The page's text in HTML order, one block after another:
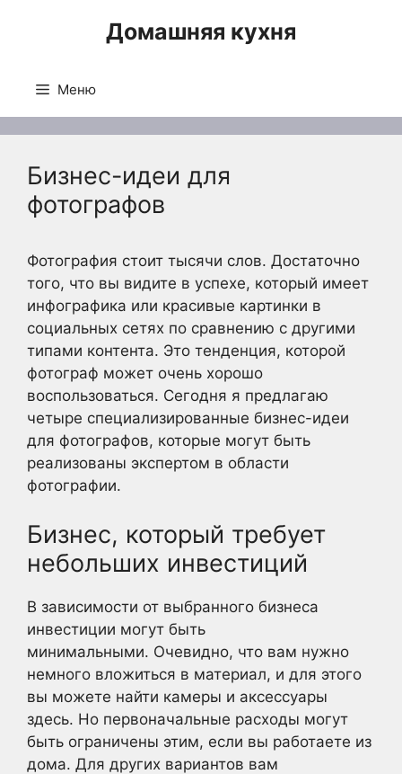
Домашняя кухня
Меню
Бизнес-идеи для
фотографов
Фотография стоит тысячи слов. Достаточно
того, что вы видите в успехе, который имеет
инфографика или красивые картинки в
социальных сетях по сравнению с другими
типами контента. Это тенденция, которой
фотограф может очень хорошо
воспользоваться. Сегодня я предлагаю
четыре специализированные бизнес-идеи
для фотографов, которые могут быть
реализованы экспертом в области
фотографии.
Бизнес, который требует
небольших инвестиций
В зависимости от выбранного бизнеса
инвестиции могут быть
минимальными. Очевидно, что вам нужно
немного вложиться в материал, и для этого
вы можете найти камеры и аксессуары
здесь. Но первоначальные расходы могут
быть ограничены этим, если вы работаете из
дома. Для других вариантов вам